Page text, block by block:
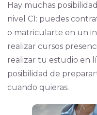
Hay muchas
nivel C1: puedes
o matricularte en un
realizar cursos
realizar tu estudio en
posibilidad de
cuando quieras.